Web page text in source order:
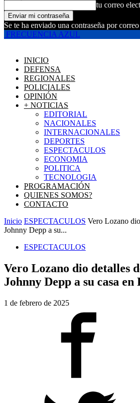
tu correo
Se te ha enviado una contraseña por
FRECUENCIA AZUL
INICIO
DEFENSA
REGIONALES
POLICIALES
OPINIÓN
+ NOTICIAS
EDITORIAL
NACIONALES
INTERNACIONALES
DEPORTES
ESPECTACULOS
ECONOMIA
POLITICA
TECNOLOGIA
PROGRAMACIÓN
QUIENES SOMOS?
CONTACTO
Inicio ESPECTACULOS Vero Lozano
Johnny Depp a su...
ESPECTACULOS
Vero Lozano dio detalles
Johnny Depp a su casa en
1 de febrero de 2025